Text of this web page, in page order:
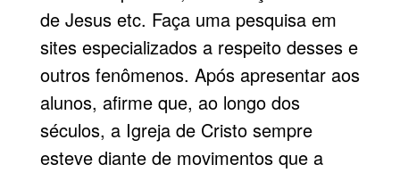
de Jesus etc. Faça uma pesquisa em
sites especializados a respeito desses e
outros fenômenos. Após apresentar aos
alunos, afirme que, ao longo dos
séculos, a Igreja de Cristo sempre
esteve diante de movimentos que a